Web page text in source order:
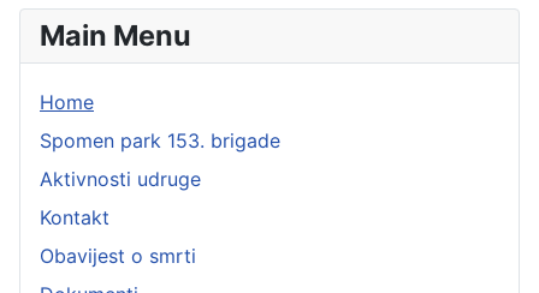
Main Menu
Home
Spomen park 153. brigade
Aktivnosti udruge
Kontakt
Obavijest o smrti